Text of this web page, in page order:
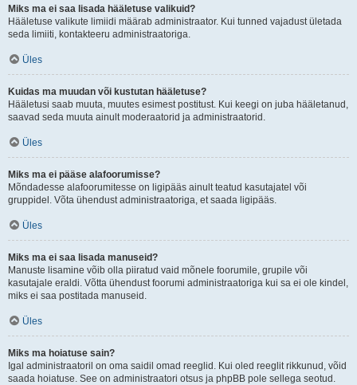
Miks ma ei saa lisada hääletuse valikuid?
Hääletuse valikute limiidi määrab administraator. Kui tunned vajadust ületada
seda limiiti, kontakteeru administraatoriga.
Üles
Kuidas ma muudan või kustutan hääletuse?
Hääletusi saab muuta, muutes esimest postitust. Kui keegi on juba hääletanud,
saavad seda muuta ainult moderaatorid ja administraatorid.
Üles
Miks ma ei pääse alafoorumisse?
Mõndadesse alafoorumitesse on ligipääs ainult teatud kasutajatel või
gruppidel. Võta ühendust administraatoriga, et saada ligipääs.
Üles
Miks ma ei saa lisada manuseid?
Manuste lisamine võib olla piiratud vaid mõnele foorumile, grupile või
kasutajale eraldi. Võtta ühendust foorumi administraatoriga kui sa ei ole kindel,
miks ei saa postitada manuseid.
Üles
Miks ma hoiatuse sain?
Igal administraatoril on oma saidil omad reeglid. Kui oled reeglit rikkunud, võid
saada hoiatuse. See on administraatori otsus ja phpBB pole sellega seotud.